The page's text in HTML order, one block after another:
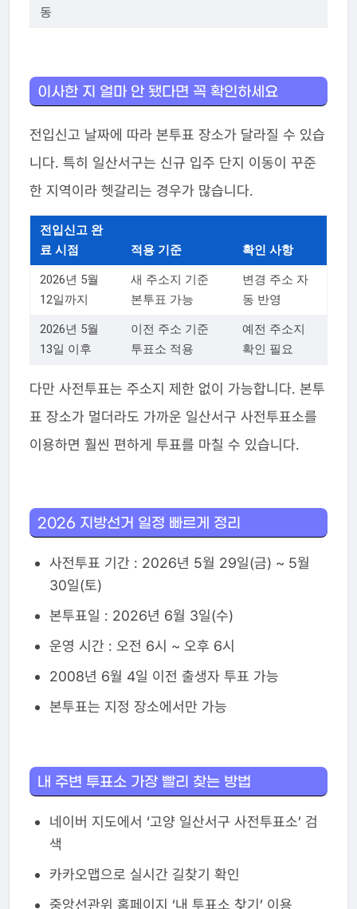
동
이사한 지 얼마 안 됐다면 꼭 확인하세요
전입신고 날짜에 따라 본투표 장소가 달라질 수 있습
니다. 특히 일산서구는 신규 입주 단지 이동이 꾸준
한 지역이라 헷갈리는 경우가 많습니다.
전입신고 완
료 시점
적용 기준 확인 사항
2026년 5월
12일까지
새 주소지 기준
본투표 가능
변경 주소 자
동 반영
2026년 5월
13일 이후
이전 주소 기준
투표소 적용
예전 주소지
확인 필요
다만 사전투표는 주소지 제한 없이 가능합니다. 본투
표 장소가 멀더라도 가까운 일산서구 사전투표소를
이용하면 훨씬 편하게 투표를 마칠 수 있습니다.
2026 지방선거 일정 빠르게 정리
사전투표 기간 : 2026년 5월 29일(금) ~ 5월
30일(토)
본투표일 : 2026년 6월 3일(수)
운영 시간 : 오전 6시 ~ 오후 6시
2008년 6월 4일 이전 출생자 투표 가능
본투표는 지정 장소에서만 가능
내 주변 투표소 가장 빨리 찾는 방법
네이버 지도에서 ‘고양 일산서구 사전투표소’ 검
색
카카오맵으로 실시간 길찾기 확인
중앙선관위 홈페이지 ‘내 투표소 찾기’ 이용